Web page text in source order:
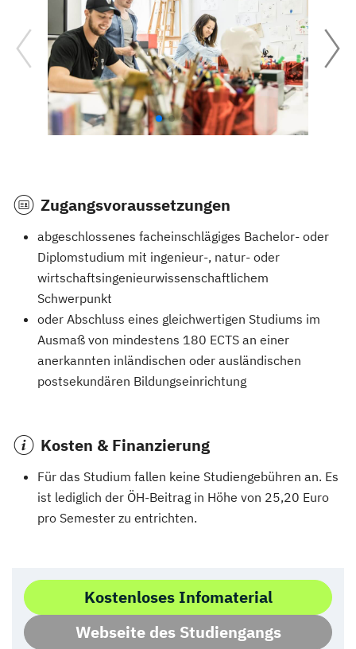
Zugangsvoraussetzungen
abgeschlossenes facheinschlägiges Bachelor- oder
Diplomstudium mit ingenieur-, natur- oder
wirtschaftsingenieurwissenschaftlichem
Schwerpunkt
oder Abschluss eines gleichwertigen Studiums im
Ausmaß von mindestens 180 ECTS an einer
anerkannten inländischen oder ausländischen
postsekundären Bildungseinrichtung
Kosten & Finanzierung
Für das Studium fallen keine Studiengebühren an. Es
ist lediglich der ÖH-Beitrag in Höhe von 25,20 Euro
pro Semester zu entrichten.
Kostenloses Infomaterial
Webseite des Studiengangs